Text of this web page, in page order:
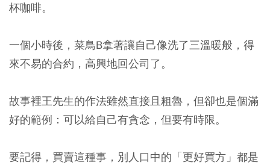
杯咖啡。
一個小時後，菜鳥B拿著讓自己像洗了三溫暖般，得
來不易的合約，高興地回公司了。
故事裡王先生的作法雖然直接且粗魯，但卻也是個滿
好的範例： 可以給自己有貪念，但要有時限。
要記得，買賣這種事，別人口中的「更好買方」都是